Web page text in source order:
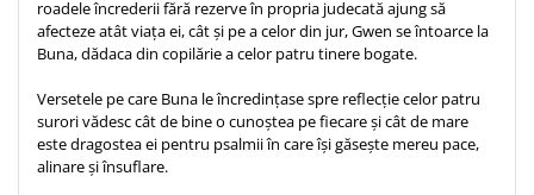
Apologetica
Dogmatica
Misiune
Viata crestina
Contemporaneitate
roadele încrederii fără rezerve în propria judecată ajung să
afecteze atât viața ei, cât și pe a celor din jur, Gwen se întoarce la
Buna, dădaca din copi­lărie a celor patru tinere bogate.
Versetele pe care Buna le încredințase spre reflecție celor patru
surori vădesc cât de bine o cunoștea pe fiecare și cât de mare
este dragostea ei pentru psalmii în care își găsește mereu pace,
alinare și însuflare.